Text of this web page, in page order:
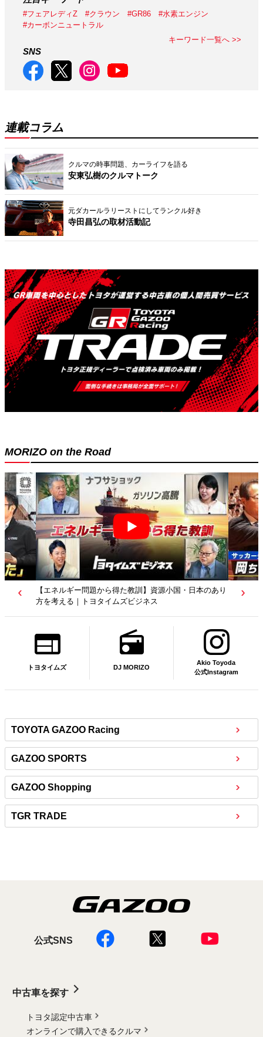
#フェアレディZ #クラウン #GR86
#水素エンジン
#カーボンニュートラル
キーワード一覧へ >>
SNS
連載コラム
クルマの時事問題、カーライフを語る
安東弘樹のクルマトーク
元ダカールラリーストにしてランクル好き
寺田昌弘の取材活動記
MORIZO on the Road
【エネルギー問題から得た教訓】資源小国・日本のあり
方を考える｜トヨタイムズビジネス
トヨタイムズ DJ MORIZO
Akio Toyoda
公式Instagram
TOYOTA GAZOO Racing
GAZOO SPORTS
GAZOO Shopping
TGR TRADE
公式SNS
中古車を探す
トヨタ認定中古車
オンラインで購入できるクルマ